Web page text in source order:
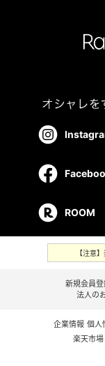
ROOM
【注意
新規会員
法人の
企業情報 個人
楽天市